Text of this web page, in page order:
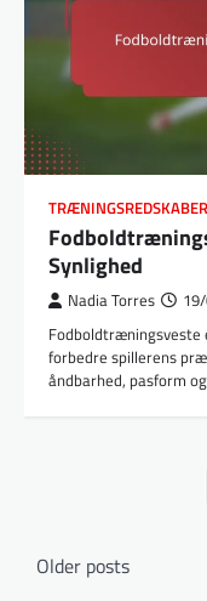
Synlighed
Nadia Torres
Fodboldtræningsveste
forbedre spillerens
åndbarhed, pasform
Posts
Older posts